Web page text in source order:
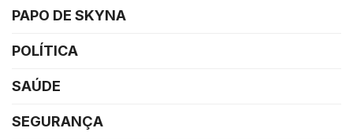
PAPO DE SKYNA
POLÍTICA
SAÚDE
SEGURANÇA